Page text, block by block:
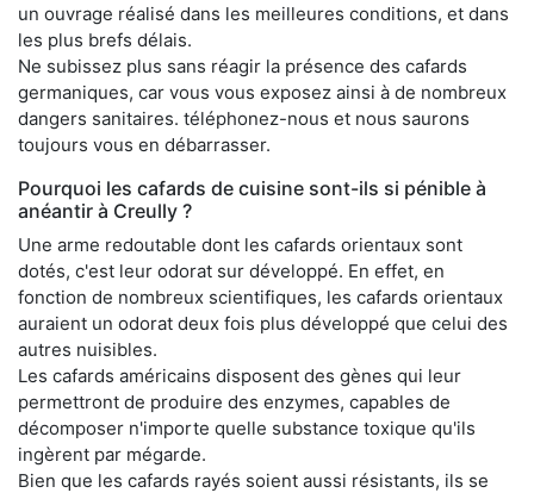
un ouvrage réalisé dans les meilleures conditions, et dans
les plus brefs délais.
Ne subissez plus sans réagir la présence des cafards
germaniques, car vous vous exposez ainsi à de nombreux
dangers sanitaires. téléphonez-nous et nous saurons
toujours vous en débarrasser.
Pourquoi les cafards de cuisine sont-ils si pénible à
anéantir à Creully ?
Une arme redoutable dont les cafards orientaux sont
dotés, c'est leur odorat sur développé. En effet, en
fonction de nombreux scientifiques, les cafards orientaux
auraient un odorat deux fois plus développé que celui des
autres nuisibles.
Les cafards américains disposent des gènes qui leur
permettront de produire des enzymes, capables de
décomposer n'importe quelle substance toxique qu'ils
ingèrent par mégarde.
Bien que les cafards rayés soient aussi résistants, ils se